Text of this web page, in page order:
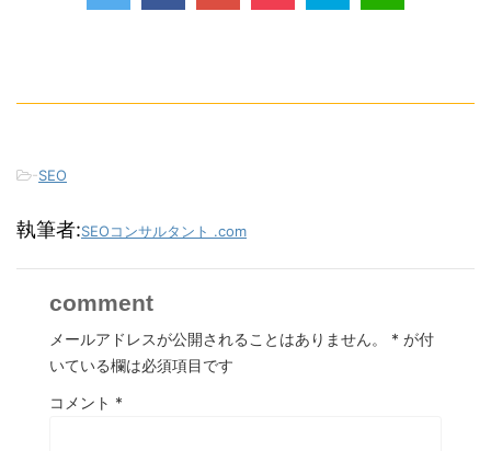
-SEO
執筆者:SEOコンサルタント .com
comment
メールアドレスが公開されることはありません。 * が付
いている欄は必須項目です
コメント *